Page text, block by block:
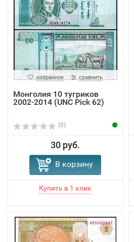
избранное сравнить
Монголия 10 тугриков
2002-2014 (UNC Pick 62)
(0)
30 руб.
В корзину